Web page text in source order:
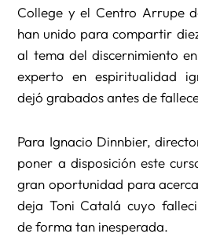
College y el Centro Arrupe
han unido para compartir
al tema del discernimiento
experto en espiritualidad
dejó grabados antes de
Para Ignacio Dinnbier,
poner a disposición este
gran oportunidad para
deja Toni Catalá cuyo
de forma tan inesperada.